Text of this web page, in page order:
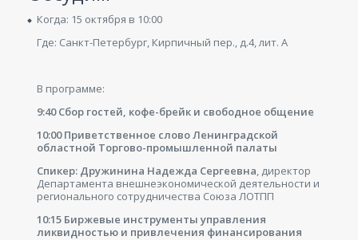
Когда: 15 октября в 10:00
Где: Санкт-Петербург, Кирпичный пер., д.4, лит. А
В программе:
9:40 Сбор гостей, кофе-брейк и свободное общение
10:00 Приветственное слово Ленинградской
областной Торгово-промышленной палаты
Спикер: Дружинина Надежда Сергеевна, директор
Департамента внешнеэкономической деятельности и
регионального сотрудничества Союза ЛОТПП
10:15 Биржевые инструменты управления
ликвидностью и привлечения финансирования